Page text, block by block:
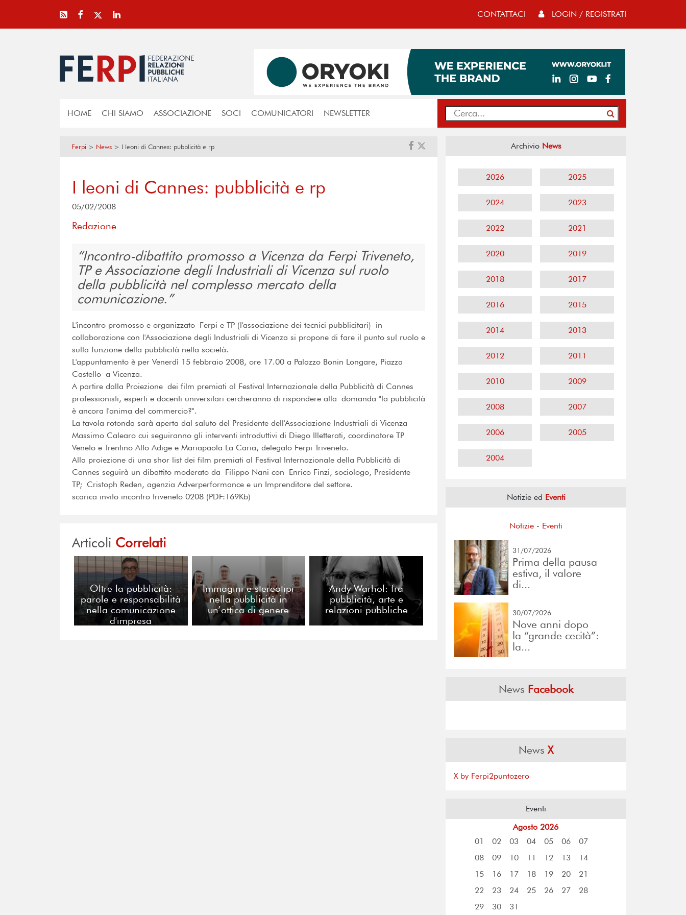
CONTATTACI LOGIN / REGISTRATI
HOME CHI SIAMO ASSOCIAZIONE SOCI COMUNICATORI NEWSLETTER
Ferpi > News > I leoni di Cannes: pubblicità e rp
I leoni di Cannes: pubblicità e rp
05/02/2008
Redazione
Incontro-dibattito promosso a Vicenza da Ferpi Triveneto,
TP e Associazione degli Industriali di Vicenza sul ruolo
della pubblicità nel complesso mercato della
comunicazione.
L'incontro promosso e organizzato Ferpi e TP (l'associazione dei tecnici pubblicitari) in
collaborazione con l'Associazione degli Industriali di Vicenza si propone di fare il punto sul ruolo e
sulla funzione della pubblicità nella società.
L'appuntamento è per Venerdì 15 febbraio 2008, ore 17.00 a Palazzo Bonin Longare, Piazza
Castello a Vicenza.
A partire dalla Proiezione dei film premiati al Festival Internazionale della Pubblicità di Cannes
professionisti, esperti e docenti universitari cercheranno di rispondere alla domanda "la pubblicità
è ancora l'anima del commercio?".
La tavola rotonda sarà aperta dal saluto del Presidente dell'Associazione Industriali di Vicenza
Massimo Calearo cui seguiranno gli interventi introduttivi di Diego Illetterati, coordinatore TP
Veneto e Trentino Alto Adige e Mariapaola La Caria, delegato Ferpi Triveneto.
Alla proiezione di una shor list dei film premiati al Festival Internazionale della Pubblicità di
Cannes seguirà un dibattito moderato da Filippo Nani con Enrico Finzi, sociologo, Presidente
TP; Cristoph Reden, agenzia Adverperformance e un Imprenditore del settore.
scarica invito incontro triveneto 0208 (PDF:169Kb)
Articoli Correlati
Oltre la pubblicità:
parole e responsabilità
nella comunicazione
d'impresa
Immagini e stereotipi
nella pubblicità in
un’ottica di genere
Andy Warhol: fra
pubblicità, arte e
relazioni pubbliche
Archivio News
2026 2025
2024 2023
2022 2021
2020 2019
2018 2017
2016 2015
2014 2013
2012 2011
2010 2009
2008 2007
2006 2005
2004
Notizie ed Eventi
Notizie - Eventi
31/07/2026
Prima della pausa
estiva, il valore
di...
30/07/2026
Nove anni dopo
la “grande cecità”:
la...
News Facebook
NewsX
X by Ferpi2puntozero
Eventi
Agosto 2026
01
02 03 04 05 06
07
08
09 10 11 12 13
14
15
16 17 18 19 20
21
22
23 24 25 26 27
28
29
30 31